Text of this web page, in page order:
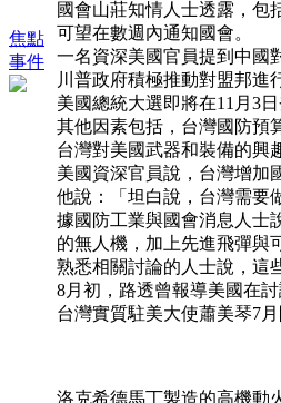
焦點
事件
國會山莊知情人士透露，包
可望在數週內通知國會。
一名資深美國官員提到中國
川普政府積極推動對盟邦進
美國總統大選即將在11月3
其他因素包括，台灣國防預
台灣對美國武器和裝備的興
美國資深官員說，台灣增加
他說：「坦白說，台灣需要
據國防工業與國會消息人士
的無人機，加上先進飛彈與
熟悉相關討論的人士說，這
8月初，路透曾報導美國在
台灣實質駐美大使蕭美琴7
洛克希德馬丁製造的高機動